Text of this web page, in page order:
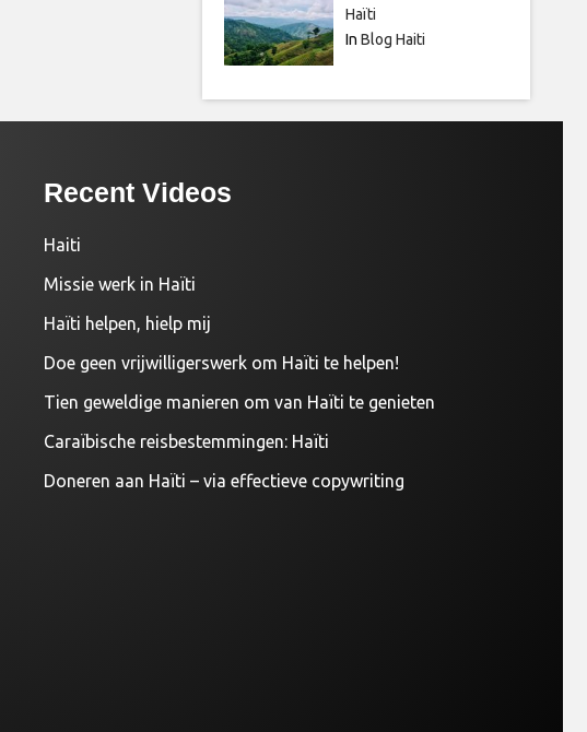
Haïti
In Blog Haiti
Recent Videos
Haiti
Missie werk in Haïti
Haïti helpen, hielp mij
Doe geen vrijwilligerswerk om Haïti te helpen!
Tien geweldige manieren om van Haïti te genieten
Caraïbische reisbestemmingen: Haïti
Doneren aan Haïti – via effectieve copywriting